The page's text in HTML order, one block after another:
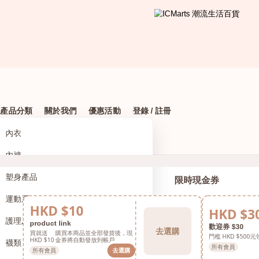
產品分類
內衣
內褲
塑身產品
運動系列
護理及配件
襪類
關於我們 優惠活動 登錄 / 註冊
限時現金券
HKD $10
product link
買就送
HKD $10
購買本商品並全部發貨後，現
金券將自動發放到帳戶
所有會員
去選購
去選購
HKD
歡迎券 $30
門檻 HKD $500元
所有會員